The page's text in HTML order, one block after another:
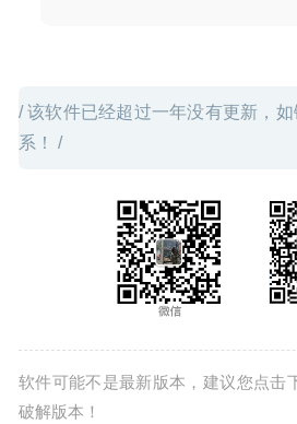
/ 该软件已经超过一年没有更新，
系！ /
软件可能不是最新版本，建议您点击
破解版本！